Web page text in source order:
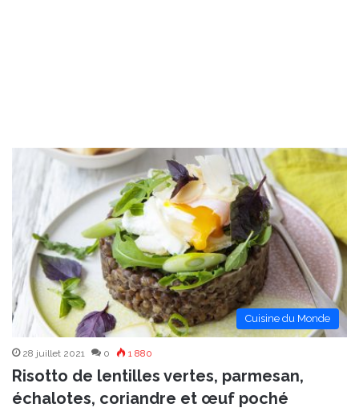
Cuisine du Monde
28 juillet 2021 0 1 880
Risotto de lentilles vertes, parmesan,
échalotes, coriandre et œuf poché